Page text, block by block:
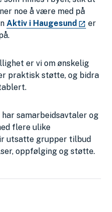
noe å være med på
Aktiv i Haugesund
er
er vi om ønskelig
praktisk støtte, og bidra
har samarbeidsavtaler og
flere ulike
utsatte grupper tilbud
oppfølging og støtte.